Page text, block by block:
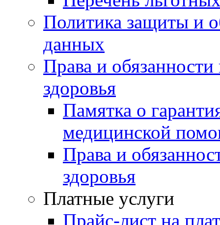
Политика защиты и
данных
Права и
здоровья
Памятка о
медицинской
Права и
здоровья
Платные услуги
Прайс-лист на